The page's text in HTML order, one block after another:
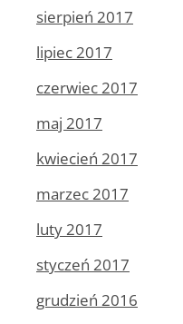
sierpień 2017
lipiec 2017
czerwiec 2017
maj 2017
kwiecień 2017
marzec 2017
luty 2017
styczeń 2017
grudzień 2016